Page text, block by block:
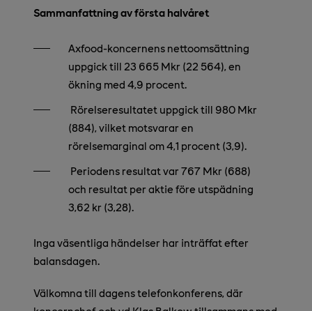
Sammanfattning av första halvåret
Axfood-koncernens nettoomsättning
uppgick till 23 665 Mkr (22 564), en
ökning med 4,9 procent.
Rörelseresultatet uppgick till 980 Mkr
(884), vilket motsvarar en
rörelsemarginal om 4,1 procent (3,9).
Periodens resultat var 767 Mkr (688)
och resultat per aktie före utspädning
3,62 kr (3,28).
Inga väsentliga händelser har inträffat efter
balansdagen.
Välkomna till dagens telefonkonferens, där